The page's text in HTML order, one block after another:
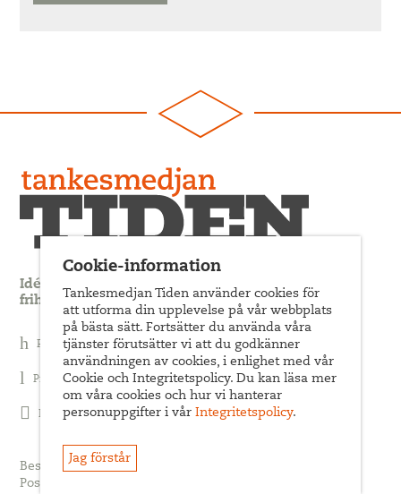
Idédebatt och analys som förnyar arbetarrörelsens
frihets- och jämlikhetssträvan
Prenumerera på nyhetsbrev
Prenumerera på Tiden Magasin
Följ oss på Facebook
Besöksadress: Sveavägen 68
Postadress: c/o ABF Box 522, 101 30 Stockholm
Cookie-information
Tankesmedjan Tiden använder cookies för
att utforma din upplevelse på vår webbplats
på bästa sätt. Fortsätter du använda våra
tjänster förutsätter vi att du godkänner
användningen av cookies, i enlighet med vår
Cookie och Integritetspolicy. Du kan läsa mer
om våra cookies och hur vi hanterar
personuppgifter i vår Integritetspolicy.
Jag förstår